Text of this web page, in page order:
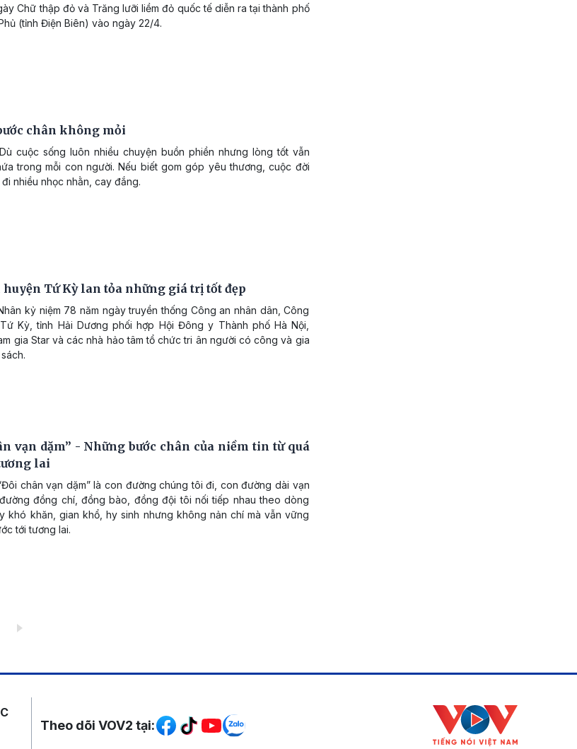
Chữ thập đỏ và Trăng lưỡi liềm đỏ quốc tế diễn ra tại thành phố
(tỉnh Điện Biên) vào ngày 22/4.
chân không mỏi
cuộc sống luôn nhiều chuyện buồn phiền nhưng lòng tốt vẫn
trong mỗi con người. Nếu biết gom góp yêu thương, cuộc đời
nhiều nhọc nhằn, cay đắng.
huyện Tứ Kỳ lan tỏa những giá trị tốt đẹp
kỷ niệm 78 năm ngày truyền thống Công an nhân dân, Công
Kỳ, tỉnh Hải Dương phối hợp Hội Đông y Thành phố Hà Nội,
gia Star và các nhà hảo tâm tổ chức tri ân người có công và gia
vạn dặm” - Những bước chân của niềm tin từ quá
lai
chân vạn dặm” là con đường chúng tôi đi, con đường dài vạn
đồng chí, đồng bào, đồng đội tôi nối tiếp nhau theo dòng
khó khăn, gian khổ, hy sinh nhưng không nản chí mà vẫn vững
tới tương lai.
thời
Mạng xã hội
Theo dõi VOV2 tại: